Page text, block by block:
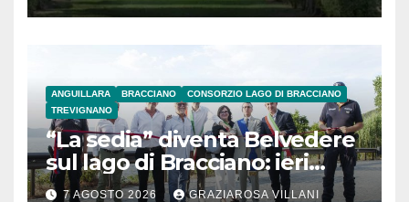
ANGUILLARA BRACCIANO
CONSORZIO LAGO DI BRACCIANO
TREVIGNANO
“La sedia” diventa Belvedere
sul lago di Bracciano: ieri
l’inaugurazione
7 AGOSTO 2026 GRAZIAROSA VILLANI